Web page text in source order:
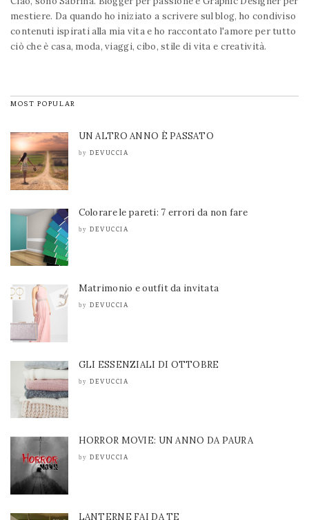
mestiere. Da quando ho iniziato a scrivere sul blog, ho condiviso
contenuti ispirati alla mia vita e ho raccontato l'amore per tutto
ciò che è casa, moda, viaggi, cibo, stile di vita e creatività.
MOST POPULAR
UN ALTRO ANNO È PASSATO
by DEVUCCIA
Colorare le pareti: 7 errori da non fare
by DEVUCCIA
Matrimonio e outfit da invitata
by DEVUCCIA
GLI ESSENZIALI DI OTTOBRE
by DEVUCCIA
HORROR MOVIE: UN ANNO DA PAURA
by DEVUCCIA
LANTERNE FAI DA TE